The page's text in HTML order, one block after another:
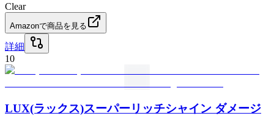
Clear
Amazonで商品を見る
詳細
10
LUX(ラックス)スーパーリッチシャイン ダメージ